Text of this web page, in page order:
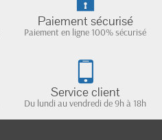
Paiement sécurisé
Paiement en ligne 100% sécurisé
Service client
Du lundi au vendredi de 9h à 18h